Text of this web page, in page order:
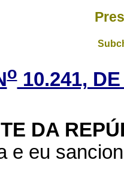
o10.241, DE
DA
e eu